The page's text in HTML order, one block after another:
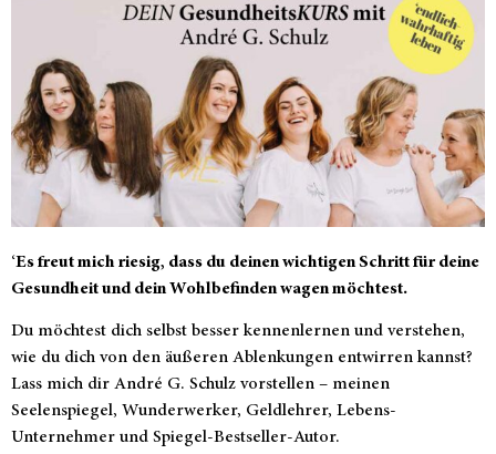
‘Es freut mich riesig, dass du deinen wichtigen Schritt für deine
Gesundheit und dein Wohlbefinden wagen möchtest.
Du möchtest dich selbst besser kennenlernen und verstehen,
wie du dich von den äußeren Ablenkungen entwirren kannst?
Lass mich dir André G. Schulz vorstellen – meinen
Seelenspiegel, Wunderwerker, Geldlehrer, Lebens-
Unternehmer und Spiegel-Bestseller-Autor.